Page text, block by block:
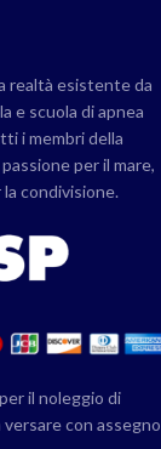
realtà esistente da
e scuola di apnea
i membri della
per il mare,
condivisione.
il noleggio di
con assegno